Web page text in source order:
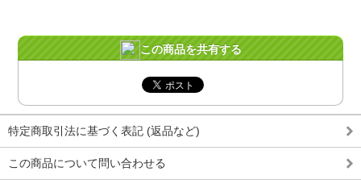
この商品を共有する
特定商取引法に基づく表記 (返品など)
この商品について問い合わせる